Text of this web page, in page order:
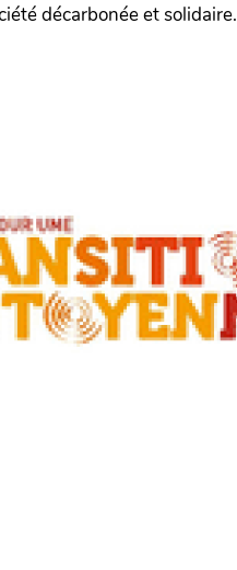
décarbonée et solidaire.